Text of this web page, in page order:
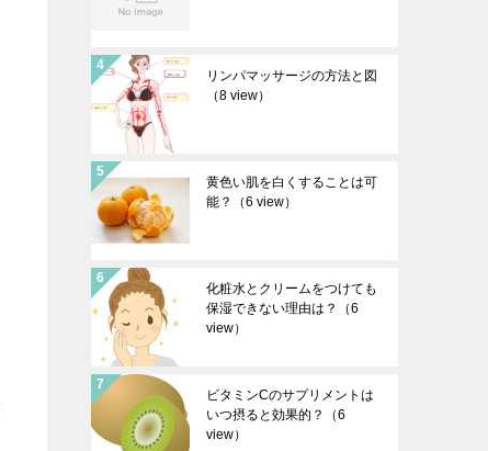
リンパマッサージの方法と図
（8 view）
黄色い肌を白くすることは可
能？
（6 view）
化粧水とクリームをつけても
保湿できない理由は？
（6
view）
ビタミンCのサプリメントは
いつ摂ると効果的？
（6
view）